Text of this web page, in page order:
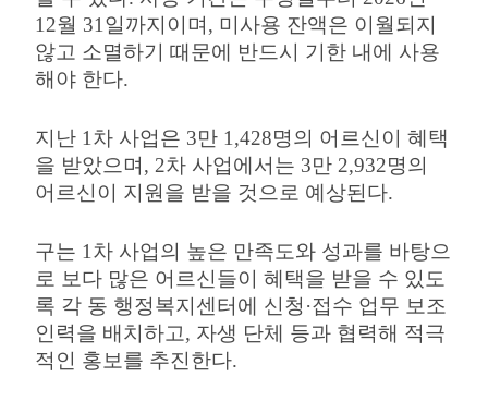
12월 31 일까지이며 , 미사용 잔액은 이월되지
않고 소멸하기 때문에 반드시 기한 내에 사용
해야 한다.
지난 1 차 사업은 3만 1,428명의 어르신이 혜택
을 받았으며 , 2차 사업에서는 3만 2,932명의
어르신이 지원을 받을 것으로 예상된다.
구는 1 차 사업의 높은 만족도와 성과를 바탕으
로 보다 많은 어르신들이 혜택을 받을 수 있도
록 각 동 행정복지센터에 신청 ·접수 업무 보조
인력을 배치하고, 자생 단체 등과 협력해 적극
적인 홍보를 추진한다.